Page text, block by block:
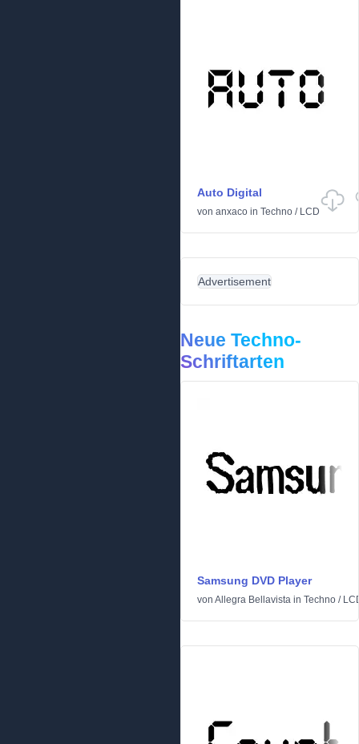
Auto Digital
von anxaco in Techno / LCD
Advertisement
Neue Techno-
Schriftarten
Samsung DVD Player
von Allegra Bellavista in Techno /